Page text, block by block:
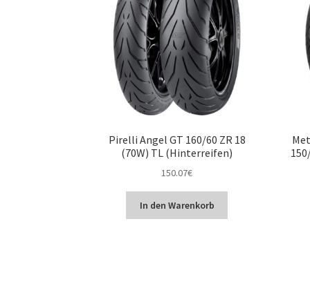
Pirelli Angel GT 160/60 ZR 18
(70W) TL (Hinterreifen)
150.07€
In den Warenkorb